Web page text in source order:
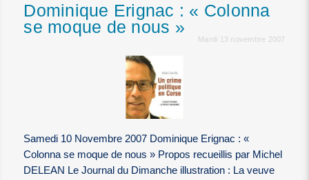
Dominique Erignac : « Colonna
se moque de nous »
Mardi 13 novembre 2007
Samedi 10 Novembre 2007 Dominique Erignac : «
Colonna se moque de nous » Propos recueillis par Michel
DELEAN Le Journal du Dimanche illustration : La veuve